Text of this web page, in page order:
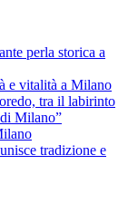
perla storica a
e vitalità a Milano
tra il labirinto
Milano”
tradizione e